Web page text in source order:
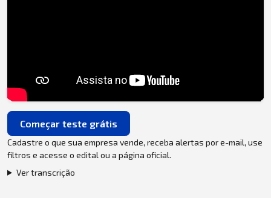
Começar teste grátis
Cadastre o que sua empresa vende, receba alertas por e-mail, use
filtros e acesse o edital ou a página oficial.
Ver transcrição